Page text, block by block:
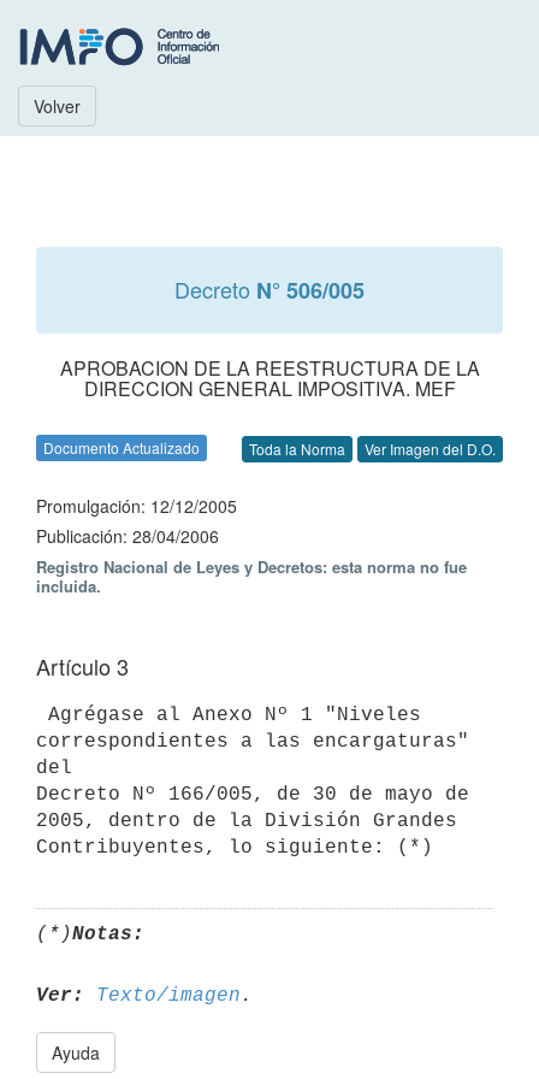
Volver
Decreto N° 506/005
APROBACION DE LA REESTRUCTURA DE LA
DIRECCION GENERAL IMPOSITIVA. MEF
Documento Actualizado Toda la Norma Ver Imagen del D.O.
Promulgación: 12/12/2005
Publicación: 28/04/2006
Registro Nacional de Leyes y Decretos: esta norma no fue
incluida.
Artículo 3
correspondientes a las encargaturas"
del
Decreto Nº 166/005, de 30 de mayo de
2005, dentro de la División Grandes
Contribuyentes, lo siguiente: (*)
(*)Notas:
Ver: Texto/imagen
Ayuda